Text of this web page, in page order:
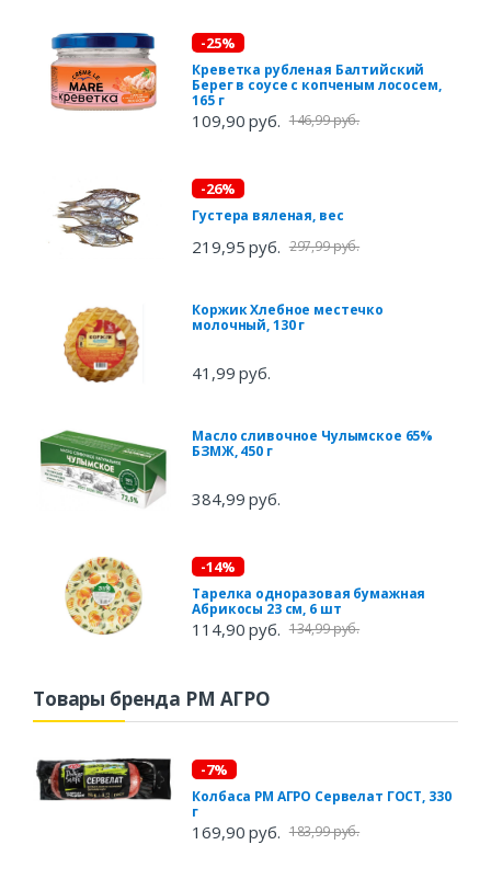
-25%
Креветка рубленая Балтийский
Берег в соусе с копченым лососем,
165 г
109,90 руб. 146,99 руб.
-26%
Густера вяленая, вес
219,95 руб. 297,99 руб.
Коржик Хлебное местечко
молочный, 130 г
41,99 руб.
Масло сливочное Чулымское 65%
БЗМЖ, 450 г
384,99 руб.
-14%
Тарелка одноразовая бумажная
Абрикосы 23 см, 6 шт
114,90 руб. 134,99 руб.
Товары бренда РМ АГРО
-7%
Колбаса РМ АГРО Сервелат ГОСТ, 330
г
169,90 руб. 183,99 руб.